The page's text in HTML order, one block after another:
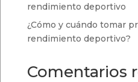
rendimiento deportivo
¿Cómo y cuándo tomar
rendimiento deportivo?
Comentarios